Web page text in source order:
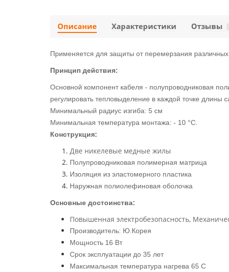
Описание Характеристики Отзывы
Применяется для защиты от перемерзания различных
Принцип действия:
Основной компонент кабеля - полупроводниковая
регулировать тепловыделение в каждой точке длины
Минимальный радиус изгиба: 5 см
Минимальная температура монтажа: - 10 °С.
Конструкция:
Две никелевые медные жилы
Полупроводниковая полимерная матрица
Изоляция из эластомерного пластика
Наружная полиолефиновая оболочка
Основные достоинства:
Повышенная электробезопасность,
Производитель: Ю.Корея
Мощность 16 Вт
Срок эксплуатации до 35 лет
Максимальная температура нагрева 65 С